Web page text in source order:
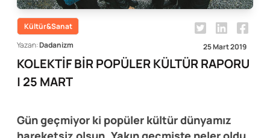
Kültür&Sanat
Yazan:Dadanizm 25 Mart 2019
KOLEKTİF BİR POPÜLER KÜLTÜR RAPORU
| 25 MART
Gün geçmiyor ki popüler kültür dünyamız